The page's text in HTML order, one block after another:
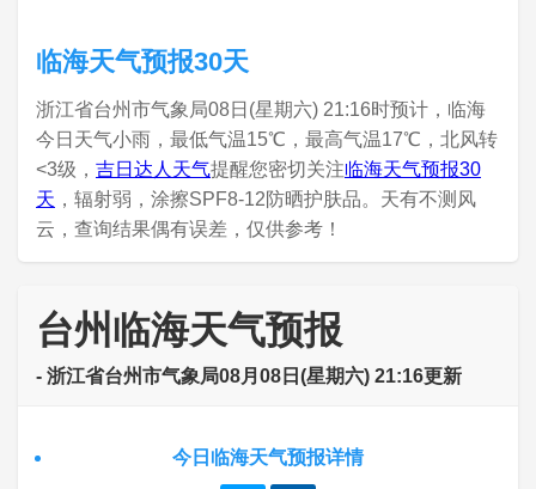
临海天气预报30天
浙江省台州市气象局08日(星期六) 21:16时预计，临海
今日天气小雨，最低气温15℃，最高气温17℃，北风转
<3级， 吉日达人天气提醒您密切关注临海天气预报30
天 ，辐射弱，涂擦SPF8-12防晒护肤品。天有不测风
云，查询结果偶有误差，仅供参考！
台州临海天气预报
- 浙江省台州市气象局08月08日(星期六) 21:16更新
今日临海天气预报详情